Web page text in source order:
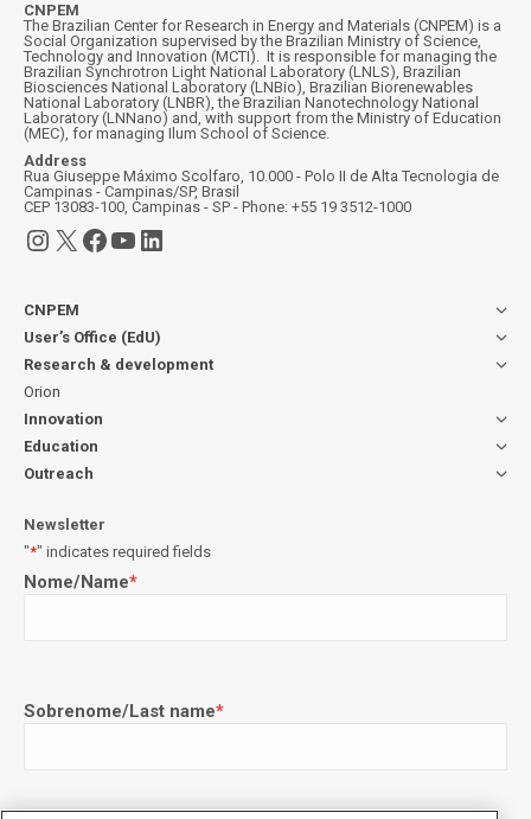
CNPEM
The Brazilian Center for Research in Energy and Materials (CNPEM) is a
Social Organization supervised by the Brazilian Ministry of Science,
Technology and Innovation (MCTI). It is responsible for managing the
Brazilian Synchrotron Light National Laboratory (LNLS), Brazilian
Biosciences National Laboratory (LNBio), Brazilian Biorenewables
National Laboratory (LNBR), the Brazilian Nanotechnology National
Laboratory (LNNano) and, with support from the Ministry of Education
(MEC), for managing Ilum School of Science.
Address
Rua Giuseppe Máximo Scolfaro, 10.000 - Polo II de Alta Tecnologia de
Campinas - Campinas/SP, Brasil
CEP 13083-100, Campinas - SP - Phone: +55 19 3512-1000
Instagram
X Facebook
YouTube
LinkedIn
CNPEM
User’s Office (EdU)
Research & development
Orion
Innovation
Education
Outreach
Newsletter
"*" indicates required fields
Nome/Name*
Sobrenome/Last name*